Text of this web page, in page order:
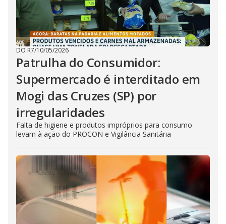
DO R7/10/05/2026
Patrulha do Consumidor:
Supermercado é interditado em
Mogi das Cruzes (SP) por
irregularidades
Falta de higiene e produtos impróprios para consumo
levam à ação do PROCON e Vigilância Sanitária